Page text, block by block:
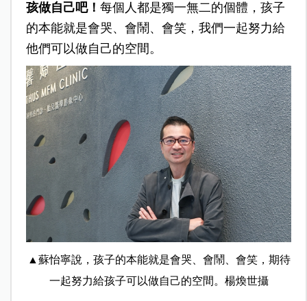
孩做自己吧！ 每個人都是獨一無二的個體，孩子
的本能就是會哭、會鬧、會笑，我們一起努力給
他們可以做自己的空間。
▲蘇怡寧說，孩子的本能就是會哭、會鬧、會笑，期待
一起努力給孩子可以做自己的空間。楊煥世攝